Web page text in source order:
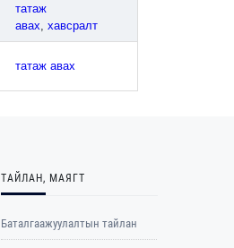
татаж
авах, хавсралт
татаж авах
ТАЙЛАН, МАЯГТ
Баталгаажуулалтын тайлан